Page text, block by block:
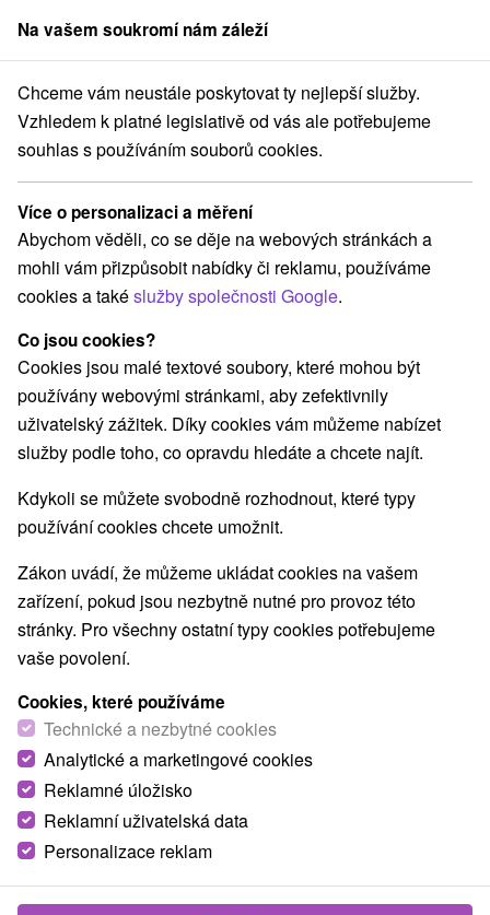
člen skupinySorger
Atrakce na Slovensku Túry a turistické chodníky Pohronie
Túry a turistické chodníky Pohronie
Kategorie
Všechny kategorie
Aquaparky, kúpaliská(4)
Túry a turistické chodníky(8)
Amfiteátre a kiná v prírode
Pramene(4) Mestské a zámocké parky(2)
Architektonické stavby(2) Sakrálne miesta(2)
Kaštiele(2) Jazda na koni (1)
Hrady, zámky, zrúcaniny(11)
Vyhliadkové veže a chodníky
Planetária a observatória(1)
Jazerá, plesá, vodné nádrže(4) Drevené kostolíky
Atrakce s dětmi(12) Štíty(1) Botanické záhrady(3)
ZOO a zvieracie farmy(1) Múzeá a galérie (7)
Turistické atrakcie(19) Adrenalinové atrakcie(1)
Obce a města
Banská Štiavnica(2) Žiar nad Hronom
Na vašem soukromí nám záleží
Chceme vám neustále poskytovat ty nejlepší služby.
Vzhledem k platné legislativě od vás ale potřebujeme
souhlas s používáním souborů cookies.
Více o personalizaci a měření
Abychom věděli, co se děje na webových stránkách a
mohli vám přizpůsobit nabídky či reklamu, používáme
cookies a takéslužby společnosti Google.
Co jsou cookies?
Cookies jsou malé textové soubory, které mohou být
používány webovými stránkami, aby zefektivnily
uživatelský zážitek. Díky cookies vám můžeme nabízet
služby podle toho, co opravdu hledáte a chcete najít.
Kdykoli se můžete svobodně rozhodnout, které typy
používání cookies chcete umožnit.
Zákon uvádí, že můžeme ukládat cookies na vašem
zařízení, pokud jsou nezbytně nutné pro provoz této
stránky. Pro všechny ostatní typy cookies potřebujeme
vaše povolení.
Cookies, které používáme
Technické a nezbytné cookies
Analytické a marketingové cookies
Reklamné úložisko
Reklamní uživatelská data
Personalizace reklam